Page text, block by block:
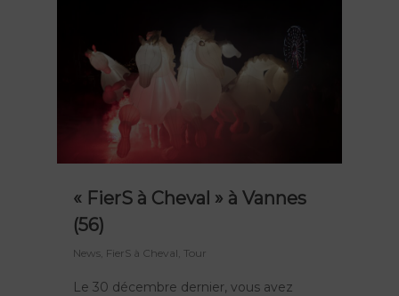
« FierS à Cheval » à Vannes
(56)
News FierS à Cheval ,Tour
Le 30 décembre dernier, vous avez